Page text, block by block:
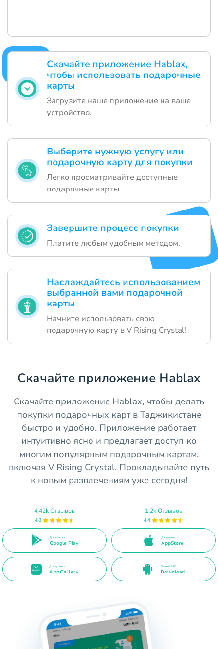
Скачайте приложение Hablax,
чтобы использовать подарочные
карты
Загрузите наше приложение на ваше
устройство.
Выберите нужную услугу или
подарочную карту для покупки
Легко просматривайте доступные
подарочные карты.
Завершите процесс покупки
Платите любым удобным методом.
Наслаждайтесь использованием
выбранной вами подарочной
карты
Начните использовать свою
подарочную карту в V Rising Crystal!
Скачайте приложение Hablax
Скачайте приложение Hablax, чтобы делать
покупки подарочных карт в Таджикистане
быстро и удобно. Приложение работает
интуитивно ясно и предлагает доступ ко
многим популярным подарочным картам,
включая V Rising Crystal. Прокладывайте путь
к новым развлечениям уже сегодня!
4.42k Отзывов
4.8
Доступно на
Google Play
1.2k Отзывов
4.4
Доступно в
AppStore
Доступно в
AppGallery
Прямой APK
Download